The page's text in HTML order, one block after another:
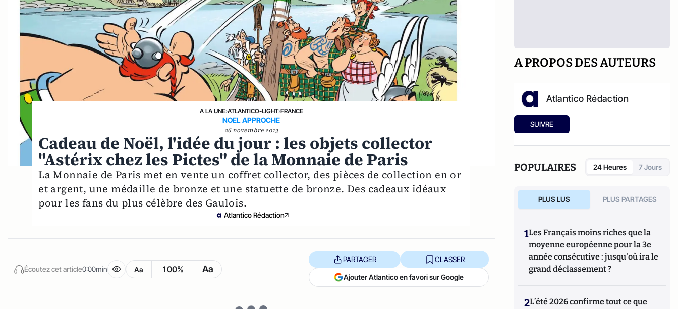
A LA UNE›ATLANTICO-LIGHT›FRANCE
NOEL APPROCHE
26 novembre 2013
Cadeau de Noël, l'idée du jour : les objets collector
"Astérix chez les Pictes" de la Monnaie de Paris
La Monnaie de Paris met en vente un coffret collector, des pièces de collection en or
et argent, une médaille de bronze et une statuette de bronze. Des cadeaux idéaux
pour les fans du plus célèbre des Gaulois.
Atlantico Rédaction
Écoutez cet article0:00min Aa 100% Aa
PARTAGER CLASSER
Ajouter Atlantico en favori sur Google
A PROPOS DES AUTEURS
Atlantico Rédaction
SUIVRE
POPULAIRES 24 Heures 7 Jours
PLUS LUS PLUS PARTAGES
1Les Français moins riches que la
moyenne européenne pour la 3e
année consécutive : jusqu'où ira le
grand déclassement ?
2L’été 2026 confirme tout ce que